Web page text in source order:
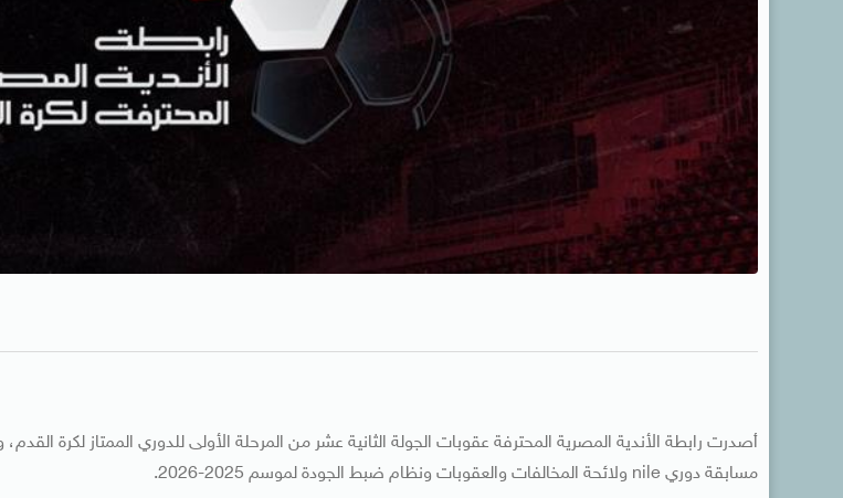
أصدرت رابطة الأندية المصرية المحترفة عقوبات الجولة الثانية عشر من المرحلة الأولى للدوري الممتاز لكرة
مسابقة دوري nile ولائحة المخالفات والعقوبات ونظام ضبط الجودة لموسم 2025-2026.